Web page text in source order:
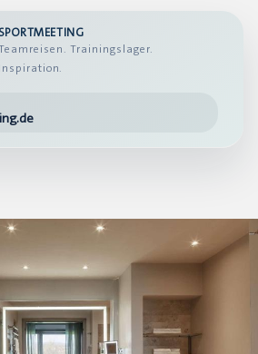
SPORTMEETING
Trainingslager.